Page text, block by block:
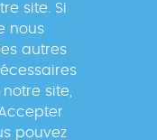
pour
GABRIEL
site. Si
nous
autres
site,
pouvez